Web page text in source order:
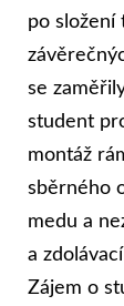
po složení
se
student
montáž
sběrného
medu a
a
Zájem o